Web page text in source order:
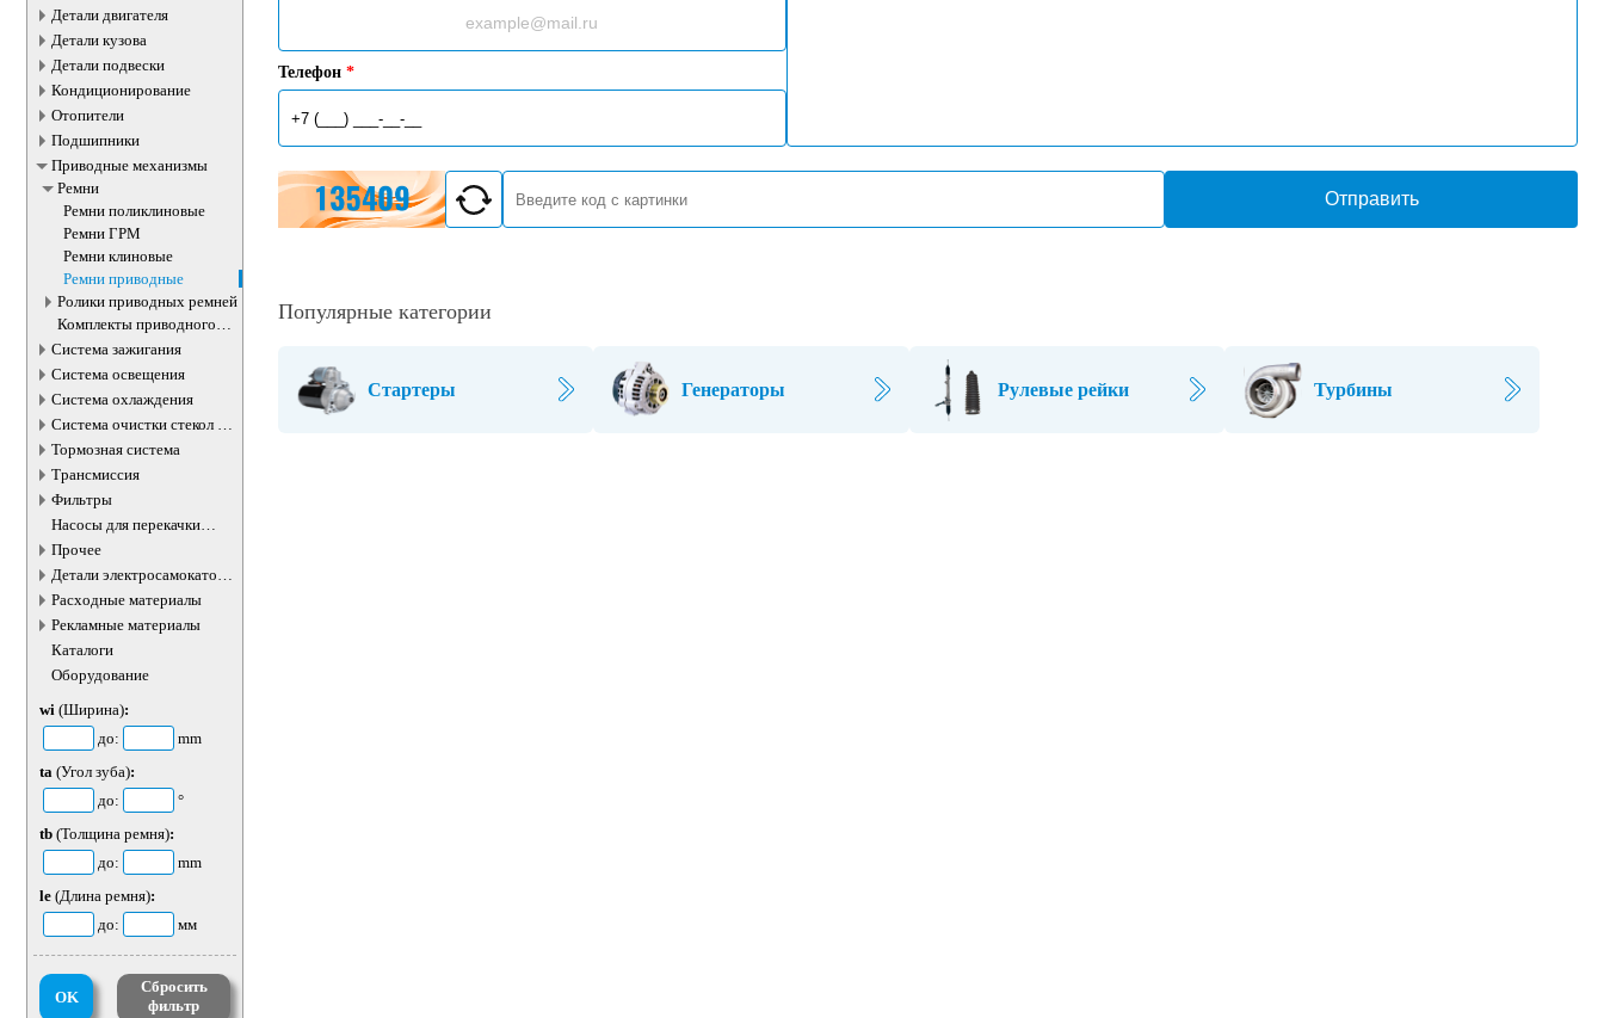
Детали двигателя
Детали кузова
Детали подвески
Кондиционирование
Отопители
Подшипники
Приводные механизмы
Ремни
Ремни поликлиновые
Ремни ГРМ
Ремни клиновые
Ремни приводные
Ролики приводных ремней
Комплекты приводного
ремня
Система зажигания
Система освещения
Система охлаждения
Система очистки стекол и
фар
Тормозная система
Трансмиссия
Фильтры
Насосы для перекачки
жидкостей
Прочее
Детали электросамокатов и
электротранспорта
Расходные материалы
Рекламные материалы
Каталоги
Оборудование
wi (Ширина):
до:
mm
ta (Угол зуба):
до:
°
tb (Толщина ремня):
до:
mm
le (Длина ремня):
до:
мм
OK
Сбросить
фильтр
Телефон *
Отправить
Популярные категории
Стартеры Генераторы Рулевые рейки Турбины